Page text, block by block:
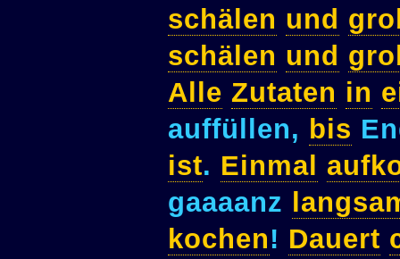
schälen und
schälen und
Alle Zutaten in
auffüllen, bis
ist. Einmal
gaaaanz
kochen! Dauert